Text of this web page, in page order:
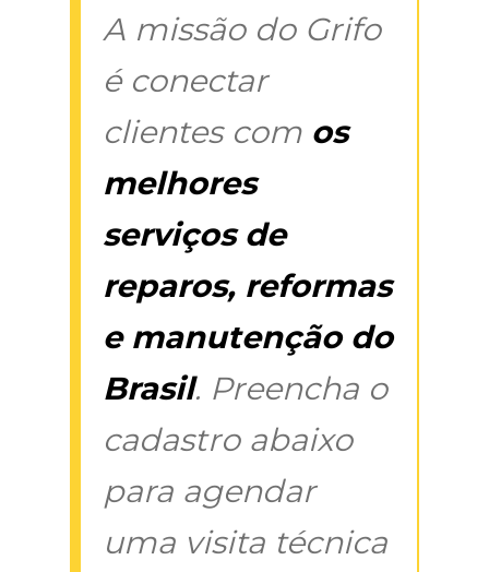
A missão do Grifo
é conectar
clientes com os
melhores
serviços de
reparos, reformas
e manutenção do
Brasil. Preencha o
cadastro abaixo
para agendar
uma visita técnica